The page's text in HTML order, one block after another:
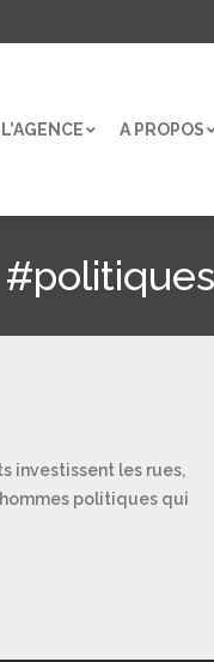
L’AGENCE A PROPOS
investissent les rues,
politiques qui